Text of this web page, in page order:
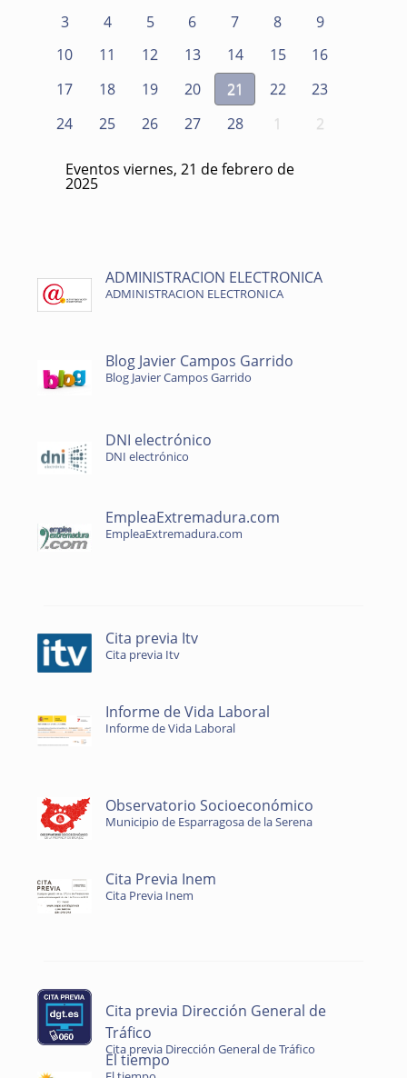
3
4 5 6 7 8
9
10
11 12 13 14 15
16
17
18 19 20 21 22
23
24
25 26 27 28 1 2
Eventos viernes, 21 de febrero de
2025
ADMINISTRACION ELECTRONICA
ADMINISTRACION ELECTRONICA
Blog Javier Campos Garrido
Blog Javier Campos Garrido
DNI electrónico
DNI electrónico
EmpleaExtremadura.com
EmpleaExtremadura.com
Cita previa Itv
Cita previa Itv
Informe de Vida Laboral
Informe de Vida Laboral
Observatorio Socioeconómico
Municipio de Esparragosa de la Serena
Cita Previa Inem
Cita Previa Inem
Cita previa Dirección General de
Tráfico
Cita previa Dirección General de Tráfico
El tiempo